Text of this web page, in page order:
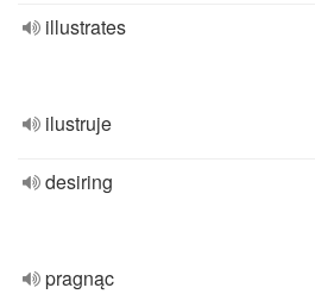
illustrates
ilustruje
desiring
pragnąc